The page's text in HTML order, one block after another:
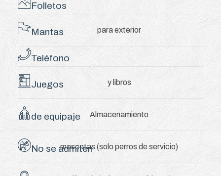
Folletos
Mantas para exterior
Teléfono
Juegos y libros
Almacenamiento
de equipaje
No se admiten
mascotas (solo perros de servicio)